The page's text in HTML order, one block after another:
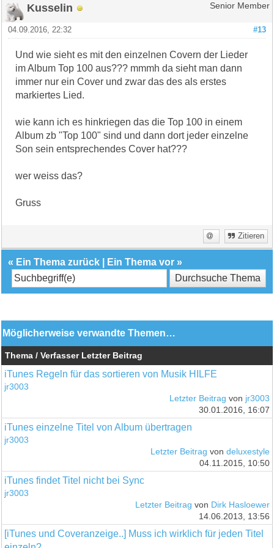
Kusselin Senior Member
#13
04.09.2016, 22:32
Und wie sieht es mit den einzelnen Covern der Lieder
im Album Top 100 aus??? mmmh da sieht man dann
immer nur ein Cover und zwar das des als erstes
markiertes Lied.
wie kann ich es hinkriegen das die Top 100 in einem
Album zb "Top 100" sind und dann dort jeder einzelne
Son sein entsprechendes Cover hat???
wer weiss das?
Gruss
Zitieren
« Ein Thema zurück Ein Thema vor »
Möglicherweise verwandte Themen…
Thema / Verfasser Letzter Beitrag
iTunes Regeln für das sortieren von Musik HILFE
jr3003
Letzter Beitrag von jr3003
30.01.2016, 16:07
iTunes einzelne Titel von Album übertragen
jr3003
Letzter Beitrag von deluxestyle
04.11.2015, 10:50
iTunes findet Titel nicht bei Sync
jr3003
Letzter Beitrag von Dirk Hasloewer
14.06.2013, 13:56
[iTunes und Coveranzeige..] Muss ich wirklich für jeden Titel